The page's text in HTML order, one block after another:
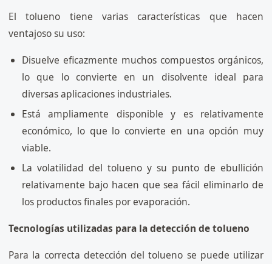
El tolueno tiene varias características que hacen
ventajoso su uso:
Disuelve eficazmente muchos compuestos orgánicos,
lo que lo convierte en un disolvente ideal para
diversas aplicaciones industriales.
Está ampliamente disponible y es relativamente
económico, lo que lo convierte en una opción muy
viable.
La volatilidad del tolueno y su punto de ebullición
relativamente bajo hacen que sea fácil eliminarlo de
los productos finales por evaporación.
Tecnologías utilizadas para la detección de tolueno
Para la correcta detección del tolueno se puede utilizar